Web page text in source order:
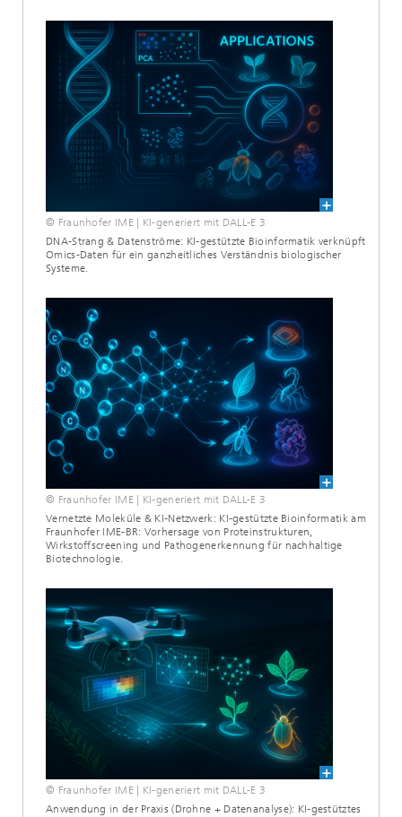
© Fraunhofer IME | KI-generiert mit DALL-E 3
DNA-Strang & Datenströme: KI-gestützte Bioinformatik verknüpft
Omics-Daten für ein ganzheitliches Verständnis biologischer
Systeme.
© Fraunhofer IME | KI-generiert mit DALL-E 3
Vernetzte Moleküle & KI-Netzwerk: KI-gestützte Bioinformatik am
Fraunhofer IME-BR: Vorhersage von Proteinstrukturen,
Wirkstoffscreening und Pathogenerkennung für nachhaltige
Biotechnologie.
© Fraunhofer IME | KI-generiert mit DALL-E 3
Anwendung in der Praxis (Drohne + Datenanalyse): KI-gestütztes